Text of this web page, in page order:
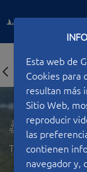
Esta web de
Cookies para
resultan más
Sitio Web,
reproducir
las
contienen
navegador y,
Tipo de